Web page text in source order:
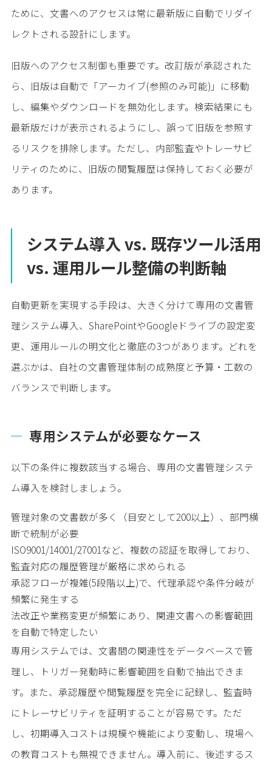
ために、文書へのアクセスは常に最新版に自動でリダイ
レクトされる設計にします。
旧版へのアクセス制御も重要です。改訂版が承認された
ら、旧版は自動で「アーカイブ(参照のみ可能)」に移動
し、編集やダウンロードを無効化します。検索結果にも
最新版だけが表示されるようにし、誤って旧版を参照す
るリスクを排除します。ただし、内部監査やトレーサビ
リティのために、旧版の閲覧履歴は保持しておく必要が
あります。
システム導入 vs. 既存ツール活用
vs. 運用ルール整備の判断軸
自動更新を実現する手段は、大きく分けて専用の文書管
理システム導入、SharePointやGoogleドライブの設定変
更、運用ルールの明文化と徹底の3つがあります。どれを
選ぶかは、自社の文書管理体制の成熟度と予算・工数の
バランスで判断します。
専用システムが必要なケース
以下の条件に複数該当する場合、専用の文書管理システ
ム導入を検討しましょう。
管理対象の文書数が多く（目安として200以上）、部門横
断で統制が必要
ISO9001/14001/27001など、複数の認証を取得しており、
監査対応の履歴管理が厳格に求められる
承認フローが複雑(5段階以上)で、代理承認や条件分岐が
頻繁に発生する
法改正や業務変更が頻繁にあり、関連文書への影響範囲
を自動で特定したい
専用システムでは、文書間の関連性をデータベースで管
理し、トリガー発動時に影響範囲を自動で抽出できま
す。また、承認履歴や閲覧履歴を完全に記録し、監査時
にトレーサビリティを証明することが容易です。ただ
し、初期導入コストは規模や機能により変動し、現場へ
の教育コストも無視できません。導入前に、後述するス